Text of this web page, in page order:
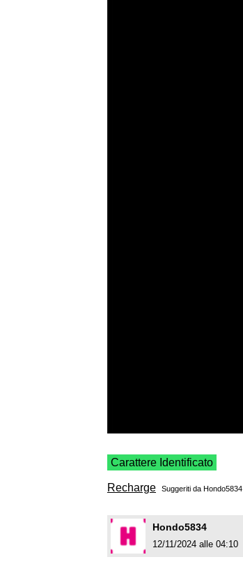
Carattere Identificato
Recharge Suggeriti da Hondo5834
Hondo5834
12/11/2024 alle 04:10